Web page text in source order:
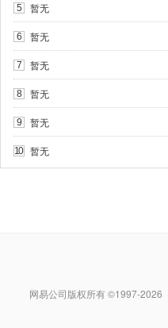
5 暂无
6 暂无
7 暂无
8 暂无
9 暂无
10 暂无
网易公司版权所有 ©1997-2026